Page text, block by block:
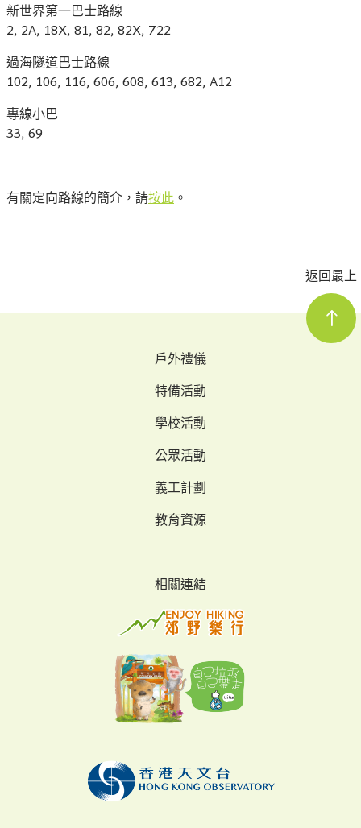
新世界第一巴士路線
2, 2A, 18X, 81, 82, 82X, 722
過海隧道巴士路線
102, 106, 116, 606, 608, 613, 682, A12
專線小巴
33, 69
有關定向路線的簡介，請按此。
返回最上
戶外禮儀
特備活動
學校活動
公眾活動
義工計劃
教育資源
相關連結